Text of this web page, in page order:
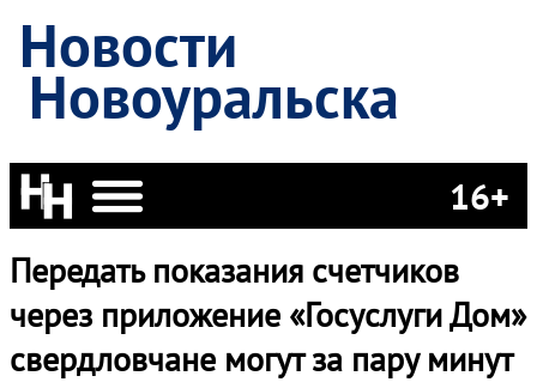
Новости
Новоуральска
16+
Передать показания счетчиков
через приложение «Госуслуги Дом»
свердловчане могут за пару минут